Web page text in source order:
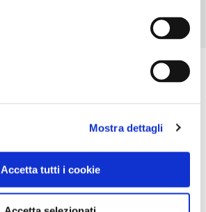
Mostra dettagli
Accetta tutti i cookie